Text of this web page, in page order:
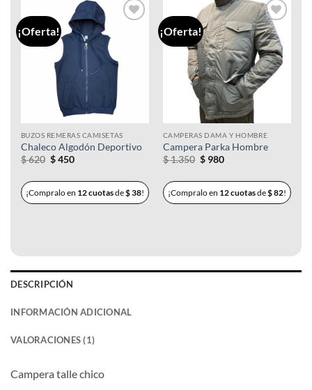
¡Oferta!
deseos
BUZOS REMERAS CAMISETAS
Chaleco Algodón Deportivo
$620 El
$ 620.
$450El
$ 450.
¡Compralo en 12 cuotasde$38!
¡Oferta!
Añadir
a la
lista de
deseos
CAMPERAS DAMA Y HOMBRE
Campera Parka Hombre
$1.350 El
$ 1.350.
$980El
$ 980.
¡Compralo en 12 cuotasde$82!
DESCRIPCIÓN
INFORMACIÓN ADICIONAL
VALORACIONES (1)
Campera talle chico